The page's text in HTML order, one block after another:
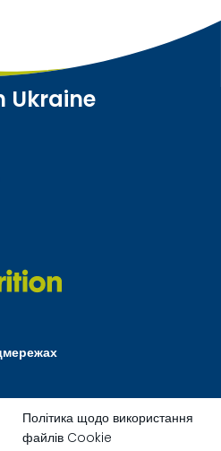
Ukraine
Політика щодо використання
файлів Cookie